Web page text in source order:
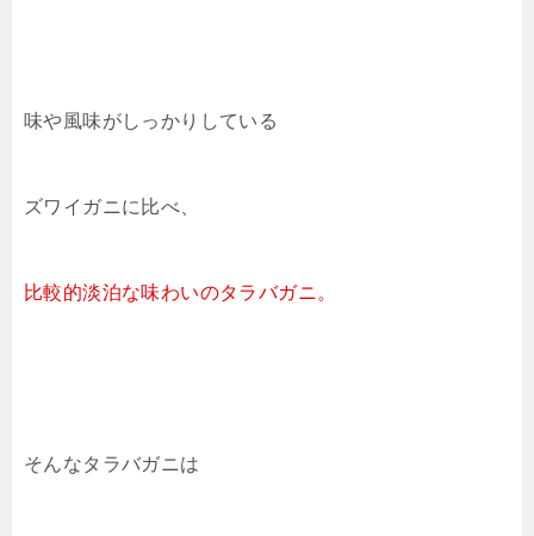
味や風味がしっかりしている
ズワイガニに比べ、
比較的淡泊な味わいのタラバガニ。
そんなタラバガニは